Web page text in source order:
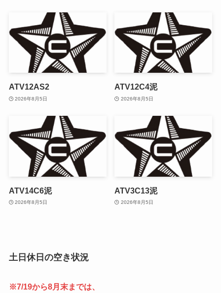
ATV12AS2
2026年8月5日
ATV12C4泥
2026年8月5日
ATV14C6泥
2026年8月5日
ATV3C13泥
2026年8月5日
土日休日の空き状況
※7/19から8月末までは、